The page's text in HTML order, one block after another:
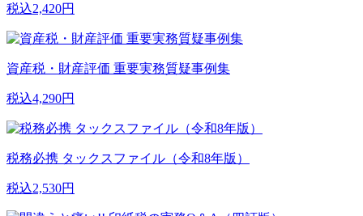
税込2,420円
資産税・財産評価 重要実務質疑事例集
税込4,290円
税務必携 タックスファイル（令和8年版）
税込2,530円